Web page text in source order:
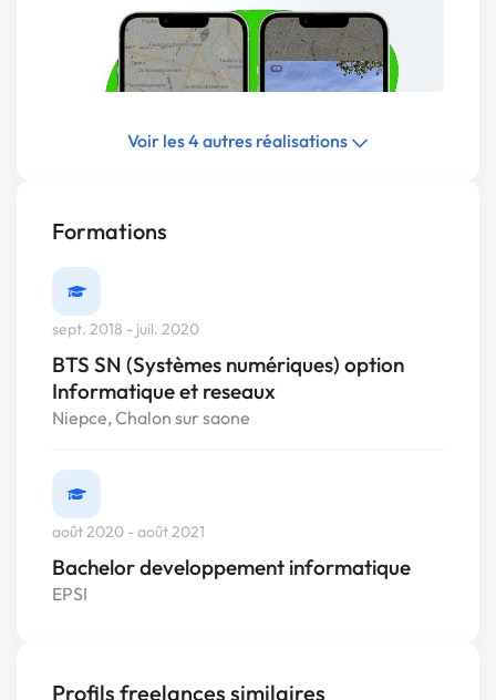
Voir les 4 autres réalisations
Formations
sept. 2018 - juil. 2020
BTS SN (Systèmes numériques) option
Informatique et reseaux
Niepce, Chalon sur saone
août 2020 - août 2021
Bachelor developpement informatique
EPSI
Profils freelances similaires